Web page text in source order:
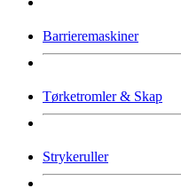
Barrieremaskiner
Tørketromler & Skap
Strykeruller